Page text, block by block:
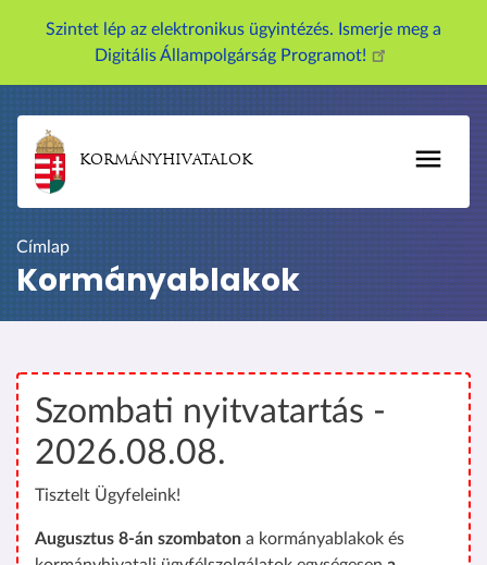
á
a
a
r
t
a
l
m
a
Szintet lép az elektronikus ügyintézés. Ismerje meg a
Digitális Állampolgárság Programot!
KORMÁNYHIVATALOK
Címlap
Kormányablakok
Szombati nyitvatartás -
2026.08.08.
Tisztelt Ügyfeleink!
Augusztus 8-án szombaton a kormányablakok és